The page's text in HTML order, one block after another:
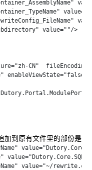
加到原有文件里的部份是
value="~/